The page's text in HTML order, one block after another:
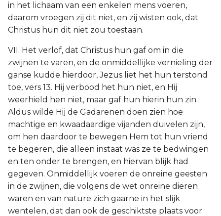
in het lichaam van een enkelen mens voeren,
daarom vroegen zij dit niet, en zij wisten ook, dat
Christus hun dit niet zou toestaan.
VII. Het verlof, dat Christus hun gaf om in die
zwijnen te varen, en de onmiddellijke vernieling der
ganse kudde hierdoor, Jezus liet het hun terstond
toe, vers 13. Hij verbood het hun niet, en Hij
weerhield hen niet, maar gaf hun hierin hun zin.
Aldus wilde Hij de Gadarenen doen zien hoe
machtige en kwaadaardige vijanden duivelen zijn,
om hen daardoor te bewegen Hem tot hun vriend
te begeren, die alleen instaat was ze te bedwingen
en ten onder te brengen, en hiervan blijk had
gegeven. Onmiddellijk voeren de onreine geesten
in de zwijnen, die volgens de wet onreine dieren
waren en van nature zich gaarne in het slijk
wentelen, dat dan ook de geschiktste plaats voor